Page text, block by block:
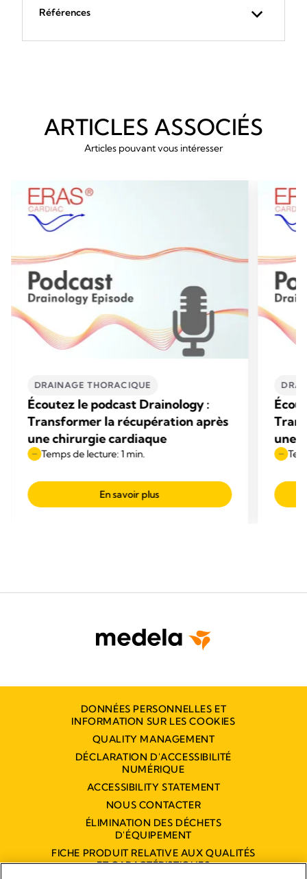
Références
ARTICLES ASSOCIÉS
Articles pouvant vous intéresser
DRAINAGE THORACIQUE
Écoutez le podcast Drainology :
Transformer la récupération après
une chirurgie cardiaque
Temps de lecture: 1 min.
En savoir plus
une
DONNÉES PERSONNELLES ET
INFORMATION SUR LES COOKIES
QUALITY MANAGEMENT
DÉCLARATION D'ACCESSIBILITÉ
NUMÉRIQUE
ACCESSIBILITY STATEMENT
NOUS CONTACTER
ÉLIMINATION DES DÉCHETS
D'ÉQUIPEMENT
FICHE PRODUIT RELATIVE AUX QUALITÉS
ET CARACTÉRISTIQUES